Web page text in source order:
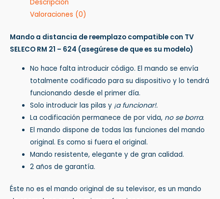
Descripción
Valoraciones (0)
Mando a distancia de reemplazo compatible con TV
SELECO RM 21 – 624 (asegúrese de que es su modelo)
No hace falta introducir código. El mando se envía
totalmente codificado para su dispositivo y lo tendrá
funcionando desde el primer día.
Solo introducir las pilas y ¡a funcionar!.
La codificación permanece de por vida, no se borra.
El mando dispone de todas las funciones del mando
original. Es como si fuera el original.
Mando resistente, elegante y de gran calidad.
2 años de garantía.
Éste no es el mando original de su televisor, es un mando